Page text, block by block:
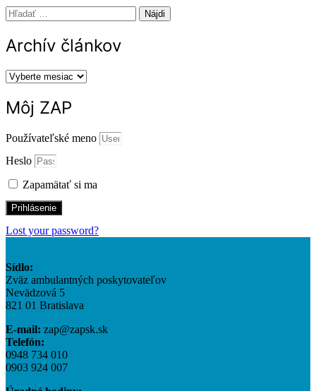
Hľadať:
Archív článkov
Archív
Môj ZAP
Používateľské meno
Heslo
Zapamätať si ma
Prihlásenie
Lost your password?
Sídlo:
Zväz ambulantných poskytovateľov
Nevädzová 5
821 01 Bratislava
E-mail: zap@zapsk.sk
Telefón:
0948 734 010
0903 924 007